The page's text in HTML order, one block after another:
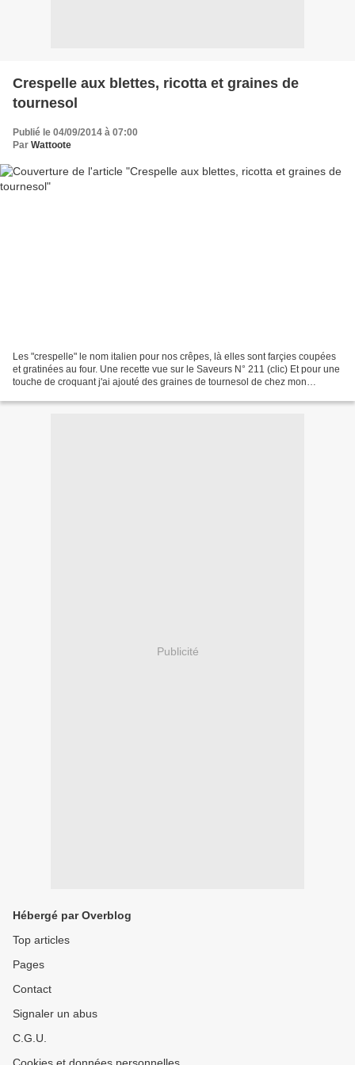
Crespelle aux blettes, ricotta et graines de
tournesol
Publié le 04/09/2014 à 07:00
Par Wattoote
Les "crespelle" le nom italien pour nos crêpes, là elles sont farçies coupées
et gratinées au four. Une recette vue sur le Saveurs N° 211 (clic) Et pour une
touche de croquant j'ai ajouté des graines de tournesol de chez mon
Publicité
Hébergé par Overblog
Top articles
Pages
Contact
Signaler un abus
C.G.U.